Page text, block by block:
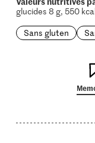
glucides 8 g, 550
Sans gluten